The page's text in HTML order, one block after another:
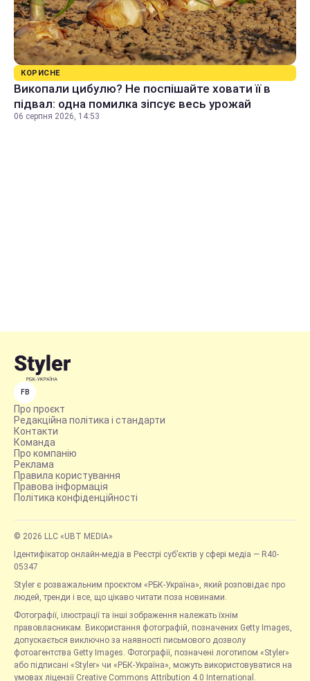
КОРИСНЕ
Викопали цибулю? Не поспішайте ховати її в
підвал: одна помилка зіпсує весь урожай
06 серпня 2026, 14:53
FB
Про проєкт
Редакційна політика і стандарти
Контакти
Команда
Про компанію
Реклама
Правила користування
Правова інформація
Політика конфіденційності
© 2026 LLC «UBT MEDIA»
Ідентифікатор онлайн-медіа в Реєстрі суб’єктів у сфері медіа — R40-
05347
Styler є розважальним проєктом «РБК-Україна», який розповідає про
людей, тренди і все, що цікаво читати поза новинами.
Фотографії, ілюстрації та інші зображення належать їхнім
правовласникам. Використання фотографій, позначених Getty Images,
допускається виключно за наявності письмового дозволу
фотоагентства Getty Images. Фотографії, позначені логотипом «Styler»
або підписані «Styler» чи «РБК-Україна», можуть використовуватися на
умовах ліцензії Creative Commons Attribution 4.0 International.